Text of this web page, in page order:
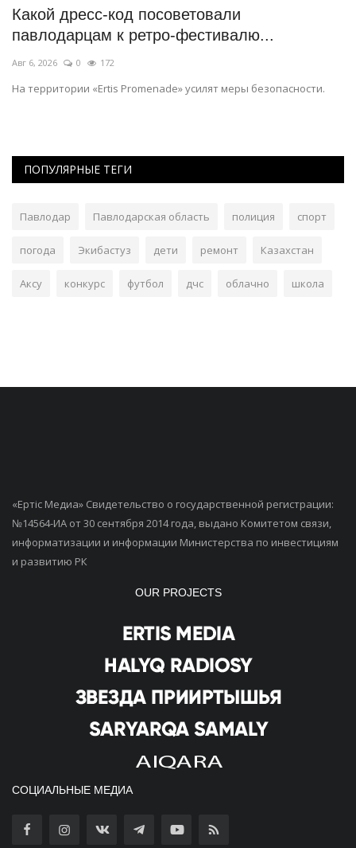
Какой дресс-код посоветовали
павлодарцам к ретро-фестивалю...
Авг 6, 2026 0 172
На территории «Ertis Promenade» усилят меры безопасности.
ПОПУЛЯРНЫЕ ТЕГИ
Павлодар Павлодарская область полиция спорт
погода Экибастуз дети ремонт Казахстан
Аксу конкурс футбол дчс облачно школа
«Ертiс Медиа» Свидетельство о государственной регистрации:
№14564-ИА от 30 сентября 2014 года, выдано Комитетом связи,
информатизации и информации Министерства по инвестициям
и развитию РК
OUR PROJECTS
СОЦИАЛЬНЫЕ МЕДИА